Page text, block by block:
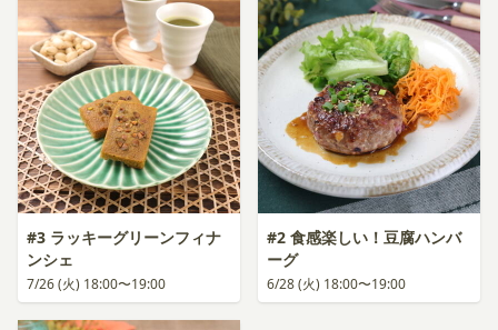
#3 ラッキーグリーンフィナ
ンシェ
7/26 (火) 18:00〜19:00
#2 食感楽しい！豆腐ハンバ
ーグ
6/28 (火) 18:00〜19:00